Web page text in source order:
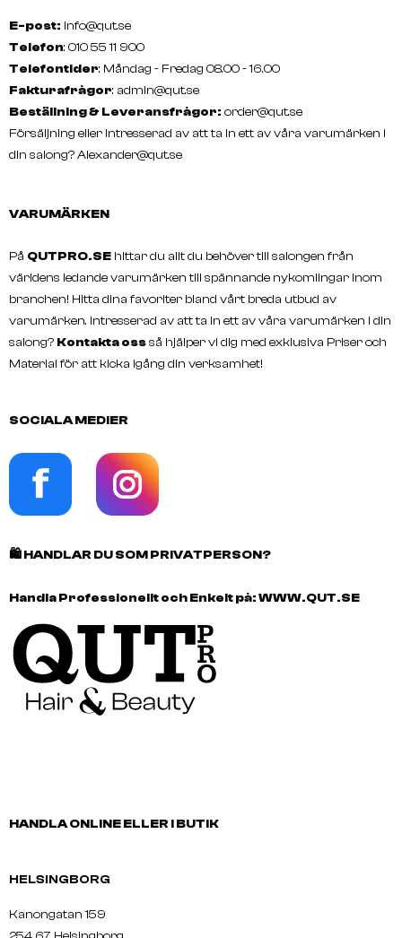
E-post: info@qut.se
Telefon: 010 55 11 900
Telefontider: Måndag - Fredag 08.00 - 16.00
Fakturafrågor: admin@qut.se
Beställning & Leveransfrågor: order@qut.se
Försäljning eller intresserad av att ta in ett av våra varumärken i
din salong?Alexander@qut.se
VARUMÄRKEN
På QUTPRO.SE hittar du allt du behöver till salongen från
världens ledande varumärken till spännande nykomlingar inom
branchen! Hitta dina favoriter bland vårt breda utbud av
varumärken. Intresserad av att ta in ett av våra varumärken i din
salong? Kontakta ossså hjälper vi dig med exklusiva Priser och
Material för att kicka igång din verksamhet!
SOCIALA MEDIER
🛍️HANDLAR DU SOM PRIVATPERSON?
Handla Professionellt och Enkelt på:WWW.QUT.SE
HANDLA ONLINE ELLER I BUTIK
HELSINGBORG
Kanongatan 159